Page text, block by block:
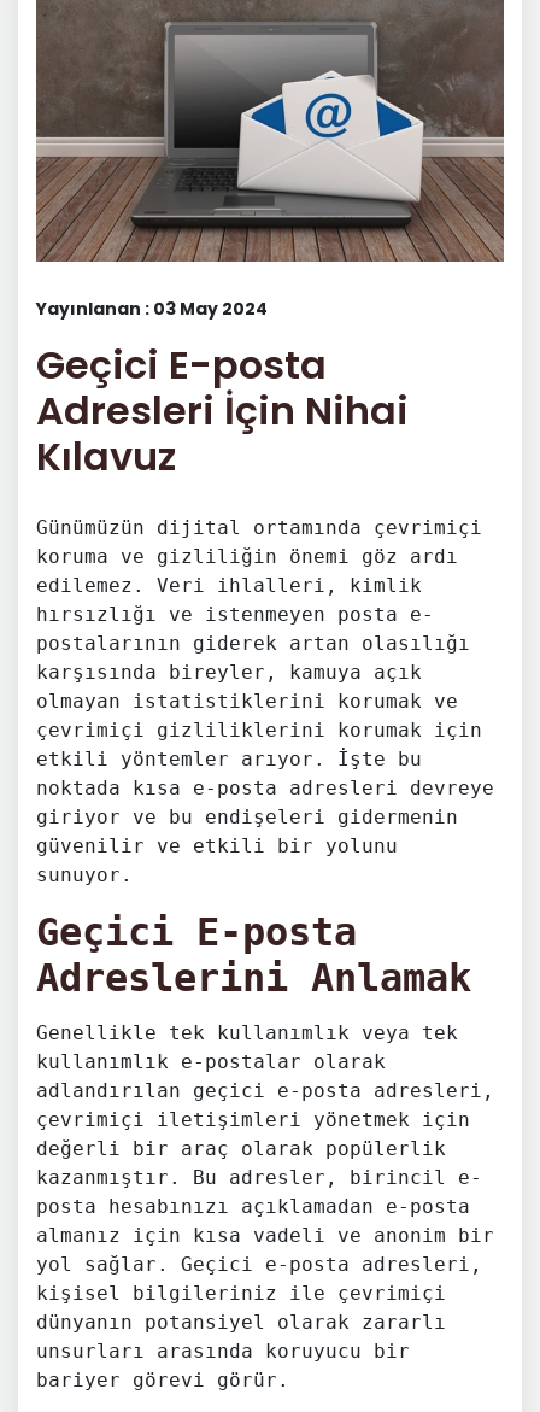
Yayınlanan : 03 May 2024
Geçici E-posta
Adresleri İçin Nihai
Kılavuz
Günümüzün dijital ortamında çevrimiçi
koruma ve gizliliğin önemi göz ardı
edilemez. Veri ihlalleri, kimlik
hırsızlığı ve istenmeyen posta e-
postalarının giderek artan olasılığı
karşısında bireyler, kamuya açık
olmayan istatistiklerini korumak ve
çevrimiçi gizliliklerini korumak için
etkili yöntemler arıyor. İşte bu
noktada kısa e-posta adresleri devreye
giriyor ve bu endişeleri gidermenin
güvenilir ve etkili bir yolunu
sunuyor.
Geçici E-posta
Adreslerini Anlamak
Genellikle tek kullanımlık veya tek
kullanımlık e-postalar olarak
adlandırılan geçici e-posta adresleri,
çevrimiçi iletişimleri yönetmek için
değerli bir araç olarak popülerlik
kazanmıştır. Bu adresler, birincil e-
posta hesabınızı açıklamadan e-posta
almanız için kısa vadeli ve anonim bir
yol sağlar. Geçici e-posta adresleri,
kişisel bilgileriniz ile çevrimiçi
dünyanın potansiyel olarak zararlı
unsurları arasında koruyucu bir
bariyer görevi görür.